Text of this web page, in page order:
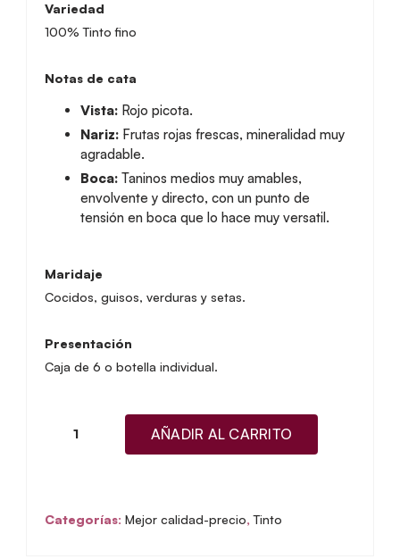
Variedad
100% Tinto fino
Notas de cata
Vista: Rojo picota.
Nariz: Frutas rojas frescas, mineralidad muy
agradable.
Boca: Taninos medios muy amables,
envolvente y directo, con un punto de
tensión en boca que lo hace muy versatil.
Maridaje
Cocidos, guisos, verduras y setas.
Presentación
Caja de 6 o botella individual.
El
Maté
AÑADIR AL CARRITO
Categorías: Mejor calidad-precio,Tinto